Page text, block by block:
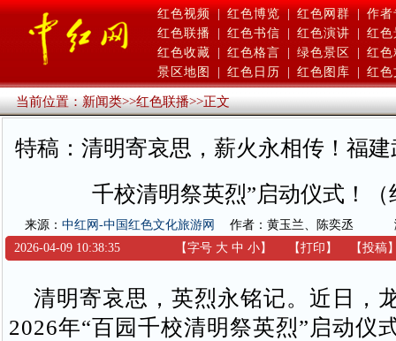
红色视频 | 红色博览 | 红色网群 | 作者
红色联播
红色书信 红色演讲
红色
红色收藏
红色格言 绿色景区
红色
景区地图
红色日历 红色图库 红色
当前位置：新闻类>>红色联播>>正文
特稿：清明寄哀思，薪火永相传！福
千校清明祭英烈”启动仪式！（
来源： 中红网-中国红色文化旅游网 作者：黄玉兰、陈奕丞
2026-04-09 10:38:35
【字号 大 中 小】 【打印 】 【投稿
清明寄哀思，英烈永铭记。近日，
2026年“百园千校清明祭英烈”启动仪